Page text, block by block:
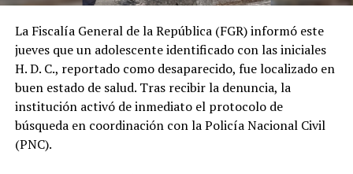
VIDEO- FOTOS: Denuncian a
microbusero de la ruta 4T
por conducir «como loco» en
las calles de San Salvador
La Fiscalía General de la República (FGR) informó este
jueves que un adolescente identificado con las iniciales
H. D. C., reportado como desaparecido, fue localizado en
buen estado de salud. Tras recibir la denuncia, la
institución activó de inmediato el protocolo de
búsqueda en coordinación con la Policía Nacional Civil
(PNC).